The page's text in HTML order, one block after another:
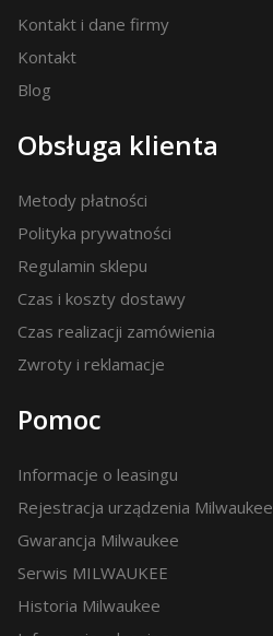
Kontakt i dane firmy
Kontakt
Blog
Obsługa klienta
Metody płatności
Polityka prywatności
Regulamin sklepu
Czas i koszty dostawy
Czas realizacji zamówienia
Zwroty i reklamacje
Pomoc
Informacje o leasingu
Rejestracja urządzenia Milwaukee
Gwarancja Milwaukee
Serwis MILWAUKEE
Historia Milwaukee